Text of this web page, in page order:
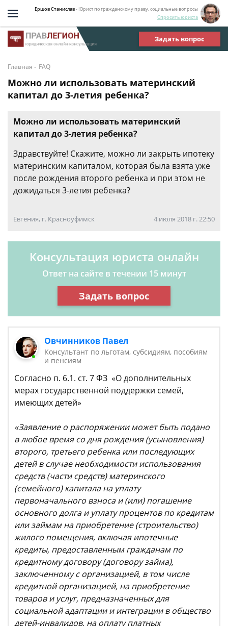
Ершов Станислав- Юрист по гражданскому праву, социальные вопросы
Спросить юриста
Задать вопрос
Главная - FAQ
Можно ли использовать материнский
капитал до 3-летия ребенка?
Можно ли использовать материнский
капитал до 3-летия ребенка?
Здравствуйте! Скажите, можно ли закрыть ипотеку
материнским капиталом, которая была взята уже
после рождения второго ребенка и при этом не
дожидаться 3-летия ребенка?
Евгения, г. Красноуфимск 4 июля 2018 г. 22:50
Консультация юриста онлайн
Ответ на сайте в течении 15 минут
Задать вопрос
Овчинников Павел
Консультант по льготам, субсидиям, пособиям
и пенсиям
Согласно п. 6.1. ст. 7 ФЗ «О дополнительных
мерах государственной поддержки семей,
имеющих детей»
«Заявление о распоряжении может быть подано
в любое время со дня рождения (усыновления)
второго, третьего ребенка или последующих
детей в случае необходимости использования
средств (части средств) материнского
(семейного) капитала на уплату
первоначального взноса и (или) погашение
основного долга и уплату процентов по кредитам
или займам на приобретение (строительство)
жилого помещения, включая ипотечные
кредиты, предоставленным гражданам по
кредитному договору (договору займа),
заключенному с организацией, в том числе
кредитной организацией, на приобретение
товаров и услуг, предназначенных для
социальной адаптации и интеграции в общество
детей-инвалидов, на оплату платных